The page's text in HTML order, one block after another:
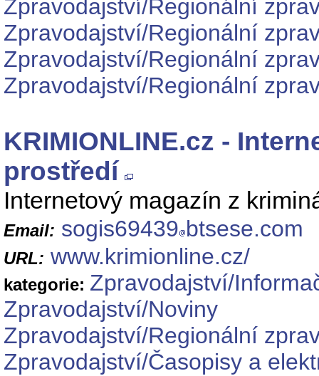
Zpravodajství/Regionální
Zpravodajství/Regionální
Zpravodajství/Regionální
Zpravodajství/Regionální
KRIMIONLINE.cz -
prostředí
Internetový magazín z
Email: sogis69439 btsese.com
URL: www.krimionline.cz/
kategorie: Zpravodajství/
Zpravodajství/Noviny
Zpravodajství/Regionální
Zpravodajství/Časopisy a